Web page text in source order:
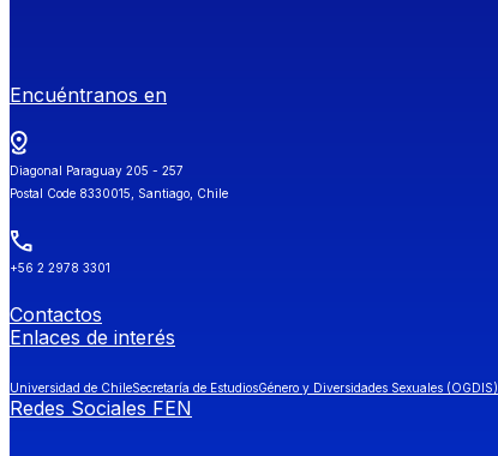
Encuéntranos en
Diagonal Paraguay 205 - 257
Postal Code 8330015, Santiago, Chile
+56 2 2978 3301
Contactos
Enlaces de interés
Universidad de ChileSecretaría de EstudiosGénero y Diversidades Sexuales (OGDIS)
Redes Sociales FEN